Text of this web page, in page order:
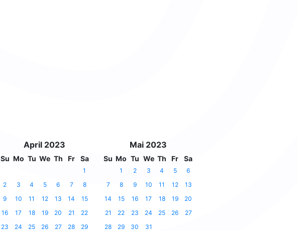
April 2023
Su Mo Tu We Th Fr Sa
1
2
3 4 5 6 7
8
9
10 11 12 13 14
15
16
17 18 19 20 21
22
23
24 25 26 27 28 29
Mai 2023
Su Mo Tu We Th Fr Sa
1 2 3 4 5
6
7
8 9 10 11 12
13
14
15 16 17 18 19
20
21
22 23 24 25 26
27
28
29 30 31